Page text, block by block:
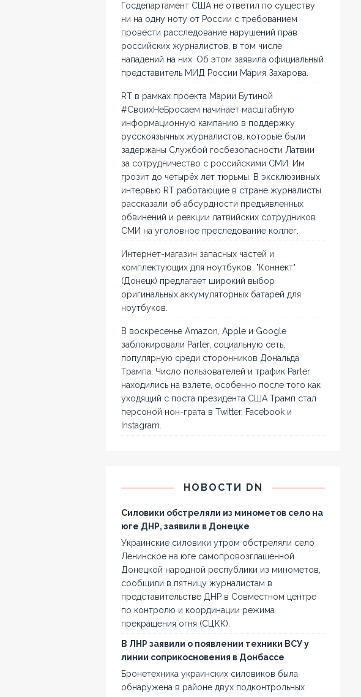
Госдепартамент США не ответил по существу
ни на одну ноту от России с требованием
провести расследование нарушений прав
российских журналистов, в том числе
нападений на них. Об этом заявила официальный
представитель МИД России Мария Захарова.
RT в рамках проекта Марии Бутиной
#СвоихНеБросаем начинает масштабную
информационную кампанию в поддержку
русскоязычных журналистов, которые были
задержаны Службой госбезопасности Латвии
за сотрудничество с российскими СМИ. Им
грозит до четырёх лет тюрьмы. В эксклюзивных
интервью RT работающие в стране журналисты
рассказали об абсурдности предъявленных
обвинений и реакции латвийских сотрудников
СМИ на уголовное преследование коллег.
Интернет-магазин запасных частей и
комплектующих для ноутбуков "Коннект"
(Донецк) предлагает широкий выбор
оригинальных аккумуляторных батарей для
ноутбуков.
В воскресенье Amazon, Apple и Google
заблокировали Parler, социальную сеть,
популярную среди сторонников Дональда
Трампа. Число пользователей и трафик Parler
находились на взлете, особенно после того как
уходящий с поста президента США Трамп стал
персоной нон-грата в Twitter, Facebook и
Instagram.
НОВОСТИ DN
Силовики обстреляли из минометов село на
юге ДНР, заявили в Донецке
Украинские силовики утром обстреляли село
Ленинское на юге самопровозглашенной
Донецкой народной республики из минометов,
сообщили в пятницу журналистам в
представительстве ДНР в Совместном центре
по контролю и координации режима
прекращения огня (СЦКК).
В ЛНР заявили о появлении техники ВСУ у
линии соприкосновения в Донбассе
Бронетехника украинских силовиков была
обнаружена в районе двух подконтрольных